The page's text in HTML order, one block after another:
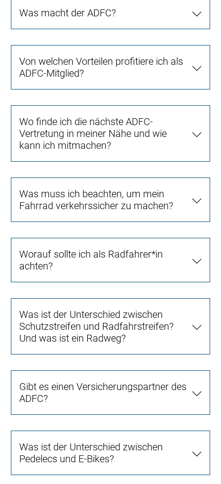
Was macht der ADFC?
Von welchen Vorteilen profitiere ich als
ADFC-Mitglied?
Wo finde ich die nächste ADFC-
Vertretung in meiner Nähe und wie
kann ich mitmachen?
Was muss ich beachten, um mein
Fahrrad verkehrssicher zu machen?
Worauf sollte ich als Radfahrer*in
achten?
Was ist der Unterschied zwischen
Schutzstreifen und Radfahrstreifen?
Und was ist ein Radweg?
Gibt es einen Versicherungspartner des
ADFC?
Was ist der Unterschied zwischen
Pedelecs und E-Bikes?